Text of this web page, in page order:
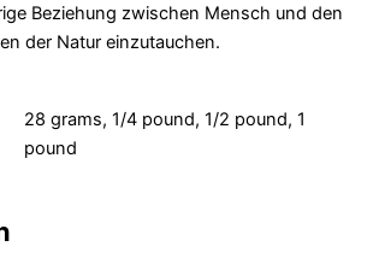
Beziehung zwischen Mensch und den
der Natur einzutauchen.
28 grams, 1/4 pound, 1/2 pound, 1
pound